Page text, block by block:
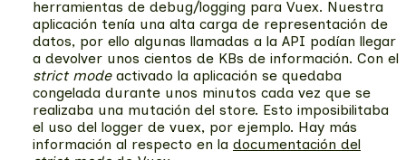
herramientas de debug/logging para Vuex. Nuestra
aplicación tenía una alta carga de representación de
datos, por ello algunas llamadas a la API podían llegar
a devolver unos cientos de KBs de información. Con el
strict modeactivado la aplicación se quedaba
congelada durante unos minutos cada vez que se
realizaba una mutación del store. Esto imposibilitaba
el uso del logger de vuex, por ejemplo. Hay más
información al respecto en la documentación del